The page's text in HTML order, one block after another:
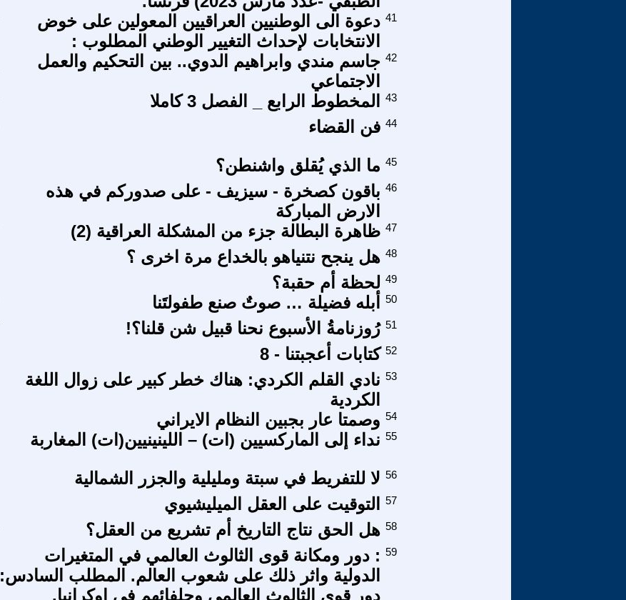
دعوة الى الوطنيين العراقيين المعولين على خوض
الانتخابات لإحداث التغيير الوطني المطلوب :
41
جاسم مندي وابراهيم الدوي.. بين التحكيم والعمل
الاجتماعي
42
المخطوط الرابع _ الفصل 3 كاملا 43
فن القضاء 44
ما الذي يُقلق واشنطن؟ 45
باقون كصخرة - سيزيف - على صدوركم في هذه
الارض المباركة
46
ظاهرة البطالة جزء من المشكلة العراقية (2) 47
هل ينجح نتنياهو بالخداع مرة اخرى ؟ 48
لحظة أم حقبة؟ 49
أبله فضيلة … صوتٌ صنع طفولتَنا 50
رُوزنامةُ الأسبوع نحنا قبيل شن قلنا؟!‎ 51
كتابات أعجبتنا - 8 52
نادي القلم الكردي: هناك خطر كبير على زوال اللغة
الكردية
53
وصمتا عار بجبين النظام الايراني 54
نداء إلى الماركسيين (ات) – اللينينيين(ات) المغاربة 55
لا للتفريط في سبتة ومليلية والجزر الشمالية 56
التوقيت على العقل الميليشيوي 57
هل الحق نتاج التاريخ أم تشريع من العقل؟ 58
: دور ومكانة قوى الثالوث العالمي في المتغيرات
الدولية واثر ذلك على شعوب العالم. المطلب السادس:
دور قوي الثالوث العالمي وحلفائهم في اوكرانيا.
59